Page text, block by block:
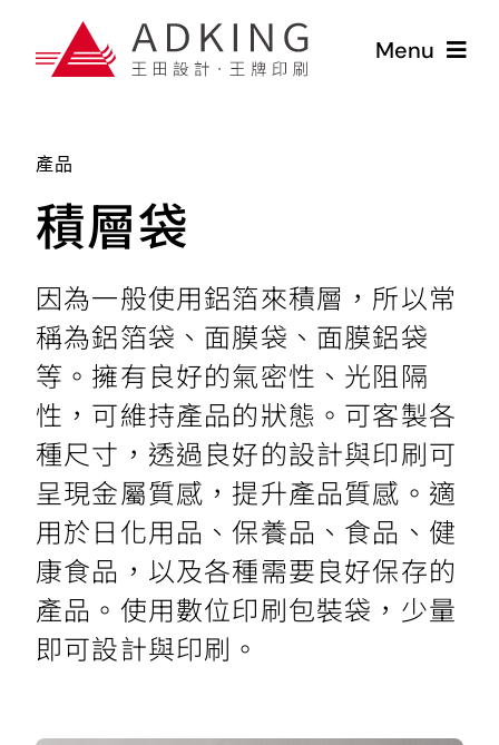
content
Menu
產線
所有產品
聯絡我們
產品
積層袋
因為一般使用鋁箔來積層，所以常
稱為鋁箔袋、面膜袋、面膜鋁袋
等。擁有良好的氣密性、光阻隔
性，可維持產品的狀態。可客製各
種尺寸，透過良好的設計與印刷可
呈現金屬質感，提升產品質感。適
用於日化用品、保養品、食品、健
康食品，以及各種需要良好保存的
產品。使用數位印刷包裝袋，少量
即可設計與印刷。